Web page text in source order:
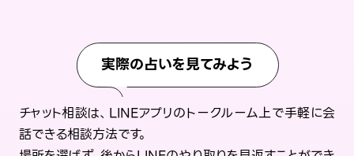
実際の占いを見てみよう
チャット相談は、LINEアプリのトークルーム上で手軽に会
話できる相談方法です。